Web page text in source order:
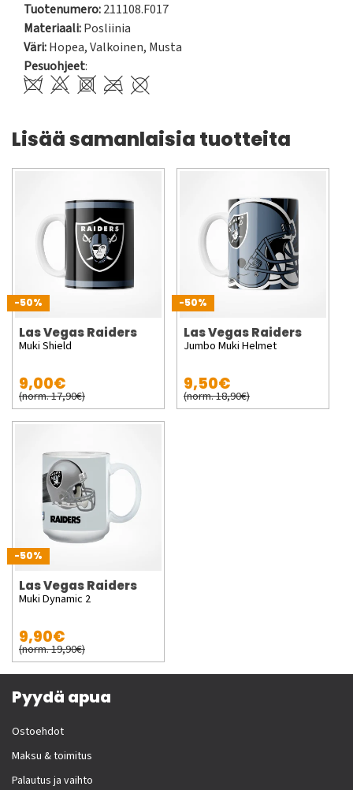
Tuotenumero:211108.F017
Materiaali:Posliinia
Väri:Hopea,Valkoinen, Musta
Pesuohjeet:
Lisää samanlaisia tuotteita
-50%
Las Vegas Raiders
Muki Shield
9,00€
(norm. 17,90€)
-50%
Las Vegas Raiders
Jumbo Muki Helmet
9,50€
(norm. 18,90€)
-50%
Las Vegas Raiders
Muki Dynamic 2
9,90€
(norm. 19,90€)
Pyydä apua
Ostoehdot
Maksu & toimitus
Palautus ja vaihto